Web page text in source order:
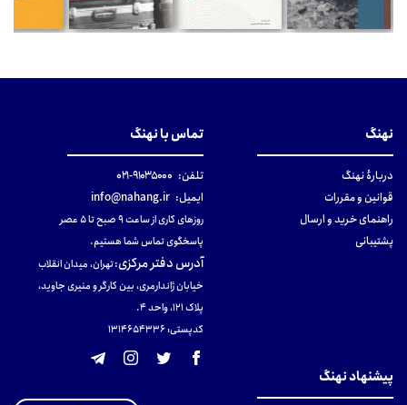
نهنگ
دربارهٔ نهنگ
قوانین و مقررات
راهنمای خرید و ارسال
پشتیبانی
تماس با نهنگ
تلفن: ۹۱۰۳۵۰۰۰-۰۲۱
ایمیل: info@nahang.ir
روزهای کاری از ساعت ۹ صبح تا ۵ عصر
پاسخگوی تماس شما هستیم.
آدرس دفتر مرکزی:تهران، میدان انقلاب
خیابان ژاندارمری، بین کارگر و منیری جاوید،
پلاک 121، واحد ۴.
کدپستی: 131465433۶
پیشنهاد نهنگ